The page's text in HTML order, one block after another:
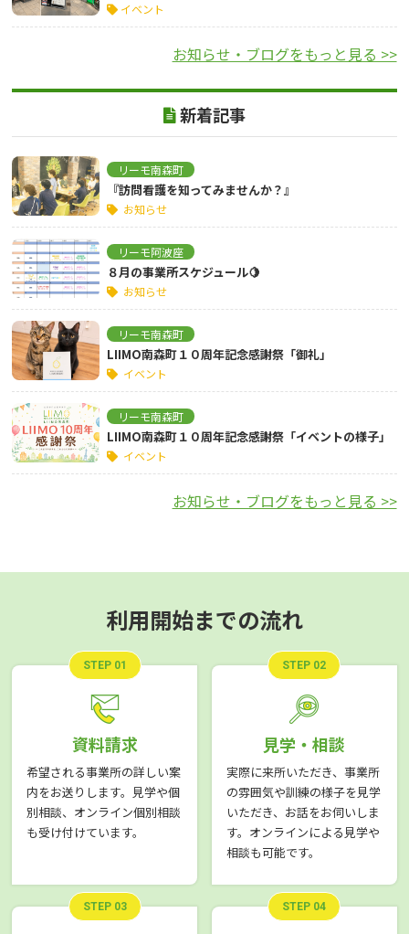
イベント
お知らせ・ブログをもっと見る >>
新着記事
リーモ南森町
『訪問看護を知ってみませんか？』
お知らせ
リーモ阿波座
８月の事業所スケジュール🍋
お知らせ
リーモ南森町
LIIMO南森町１０周年記念感謝祭「御礼」
イベント
リーモ南森町
LIIMO南森町１０周年記念感謝祭「イベントの様子」
イベント
お知らせ・ブログをもっと見る >>
利用開始までの流れ
STEP 01
資料請求
希望される事業所の詳しい案
内をお送りします。見学や個
別相談、オンライン個別相談
も受け付けています。
STEP 02
見学・相談
実際に来所いただき、事業所
の雰囲気や訓練の様子を見学
いただき、お話をお伺いしま
す。オンラインによる見学や
相談も可能です。
STEP 03 STEP 04